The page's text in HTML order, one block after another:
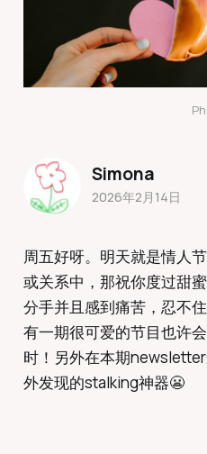
周五好呀。明天就是情人
或关系中，那祝你度过甜
分手并且感到痛苦，忍不
有一期很可爱的节目也许
时！另外在本期
外发现的stalking神器😬
Simona
2026年2月14日